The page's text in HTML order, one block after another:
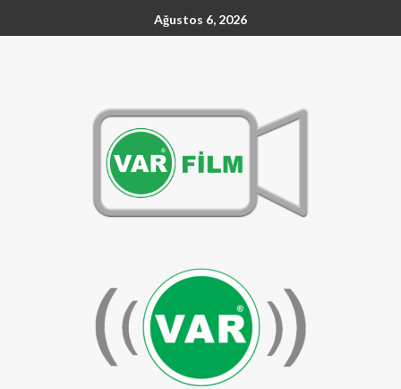
Ağustos 6, 2026